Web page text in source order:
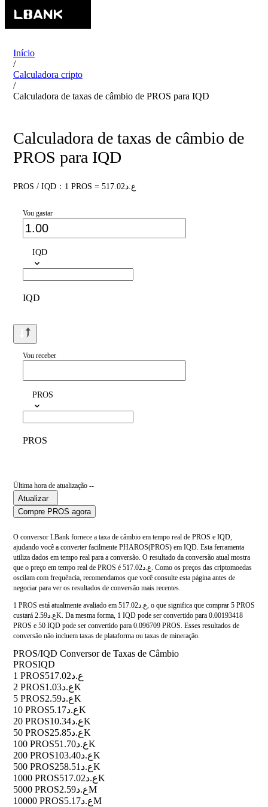
Início
/
Calculadora cripto
/
Calculadora de taxas de câmbio de PROS para IQD
Calculadora de taxas de câmbio de
PROS para IQD
PROS / IQD：1 PROS = ع.د517.02
Vou gastar
IQD
IQD
Vou receber
PROS
PROS
Última hora de atualização --
Atualizar
Compre PROS agora
O conversor LBank fornece a taxa de câmbio em tempo real de PROS e IQD,
ajudando você a converter facilmente PHAROS(PROS) em IQD. Esta ferramenta
utiliza dados em tempo real para a conversão. O resultado da conversão atual mostra
que o preço em tempo real de PROS é ع.د517.02. Como os preços das criptomoedas
oscilam com frequência, recomendamos que você consulte esta página antes de
negociar para ver os resultados de conversão mais recentes.
1 PROS está atualmente avaliado em ع.د517.02, o que significa que comprar 5 PROS
custará ع.د2.59K. Da mesma forma, 1 IQD pode ser convertido para 0.00193418
PROS e 50 IQD pode ser convertido para 0.096709 PROS. Esses resultados de
conversão não incluem taxas de plataforma ou taxas de mineração.
PROS/IQD Conversor de Taxas de Câmbio
PROSIQD
1 PROS
ع.د517.02
2 PROS
ع.د1.03K
5 PROS
ع.د2.59K
10 PROS
ع.د5.17K
20 PROS
ع.د10.34K
50 PROS
ع.د25.85K
100 PROS
ع.د51.70K
200 PROS
ع.د103.40K
500 PROS
ع.د258.51K
1000 PROS
ع.د517.02K
5000 PROS
ع.د2.59M
10000 PROS
ع.د5.17M